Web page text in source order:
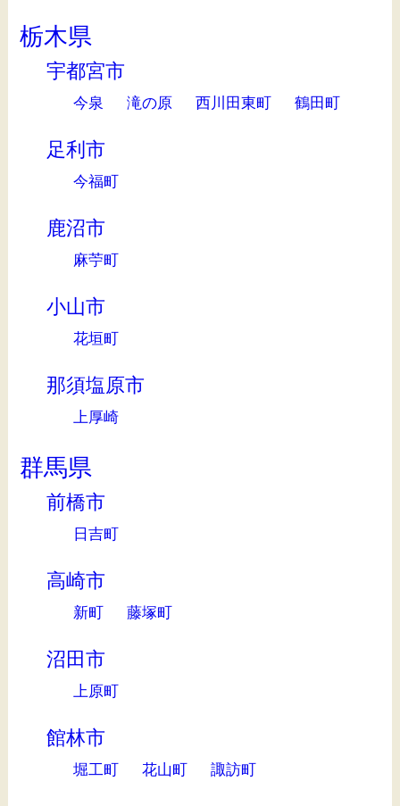
栃木県
宇都宮市
今泉 滝の原 西川田東町 鶴田町
足利市
今福町
鹿沼市
麻苧町
小山市
花垣町
那須塩原市
上厚崎
群馬県
前橋市
日吉町
高崎市
新町 藤塚町
沼田市
上原町
館林市
堀工町 花山町 諏訪町